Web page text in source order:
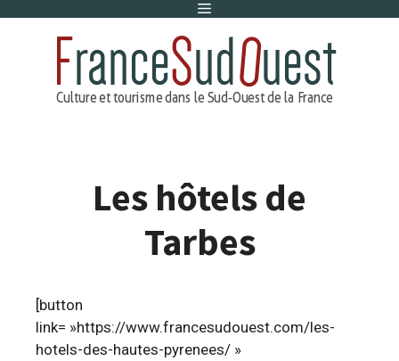
Menu
Les hôtels de
Tarbes
[button
link= »https://www.francesudouest.com/les-
hotels-des-hautes-pyrenees/ »